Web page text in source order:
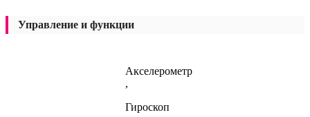
Управление и функции
Акселерометр
,
Гироскоп